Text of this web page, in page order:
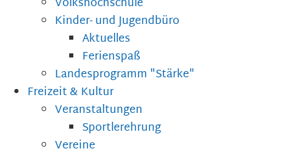
Volkshochschule
Kinder- und Jugendbüro
Aktuelles
Ferienspaß
Landesprogramm "Stärke"
Freizeit & Kultur
Veranstaltungen
Sportlerehrung
Vereine